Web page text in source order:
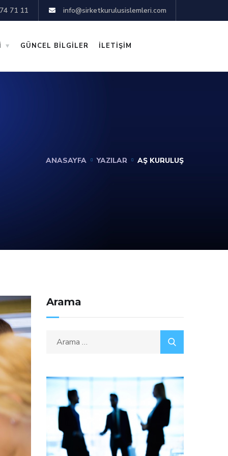
71 11 info@sirketkurulusislemleri.com
GÜNCEL BİLGİLER İLETİŞİM
ANASAYFA YAZILAR AŞ KURULUŞ
Arama